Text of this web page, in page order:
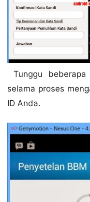
Tunggu
selama proses
ID Anda.